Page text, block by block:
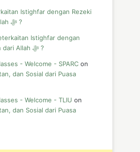
Istighfar dengan Rezeki
dan Keberkahan dari Allah ﷻ ?
Istighfar dengan
Rezeki dan Keberkahan dari Allah ﷻ ?
- Welcome - SPARC on
dan Sosial dari Puasa
- Welcome - TLIU on
dan Sosial dari Puasa